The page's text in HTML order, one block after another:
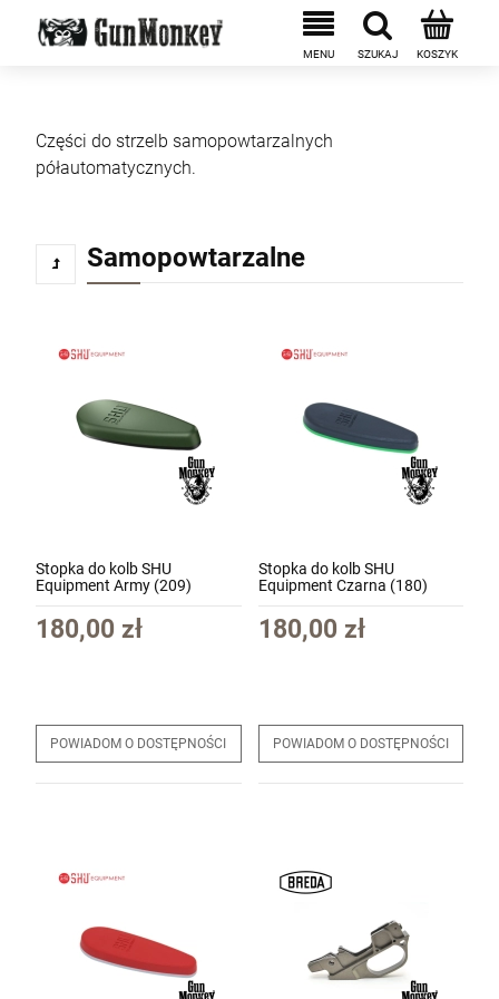
Krótkie spodnie 5.11 Apex Short Pant kol.
116 Battle Brown roz. 38 (73334)
360,00 zł
Części do strzelb samopowtarzalnych
półautomatycznych.
Samopowtarzalne
Stopka do kolb SHU
Equipment Army (209)
180,00 zł
POWIADOM O DOSTĘPNOŚCI
Stopka do kolb SHU
Equipment Czarna (180)
180,00 zł
POWIADOM O DOSTĘPNOŚCI